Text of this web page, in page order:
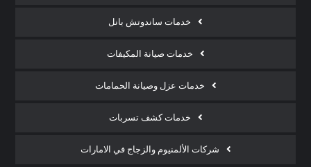
خدمات ساندوتش بانل
خدمات صيانة المكيفات
خدمات عزل وصيانة الحمامات
خدمات كشف تسربات
شركات الألمنيوم والزجاج في الامارات